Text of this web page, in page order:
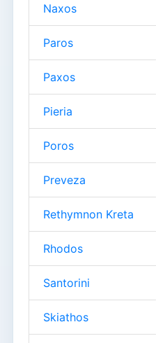
Naxos
Paros
Paxos
Pieria
Poros
Preveza
Rethymnon Kreta
Rhodos
Santorini
Skiathos